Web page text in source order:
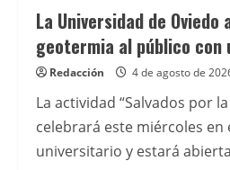
La Universidad de Oviedo
geotermia al público con
Redacción 4 de agosto de
La actividad “Salvados por
celebrará este miércoles en
universitario y estará